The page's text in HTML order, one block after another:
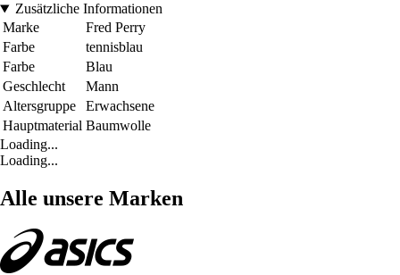
Zusätzliche Informationen
Marke
Fred Perry
Farbe
tennisblau
Farbe
Blau
Geschlecht
Mann
Altersgruppe
Erwachsene
Hauptmaterial Baumwolle
Loading...
Loading...
Alle unsere Marken